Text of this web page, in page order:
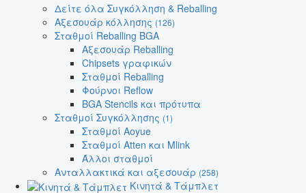
Δείτε όλα Συγκόλληση & Reballing
Αξεσουάρ κόλλησης (126)
Σταθμοί Reballing BGA
Αξεσουάρ Reballing
Chipsets γραφικών
Σταθμοί Reballing
Φούρνοι Reflow
BGA Stencils και πρότυπα
Σταθμοί Συγκόλλησης (1)
Σταθμοί Aoyue
Σταθμοί Atten και Mlink
Άλλοι σταθμοί
Ανταλλακτικά και αξεσουάρ (258)
Κινητά & Τάμπλετ